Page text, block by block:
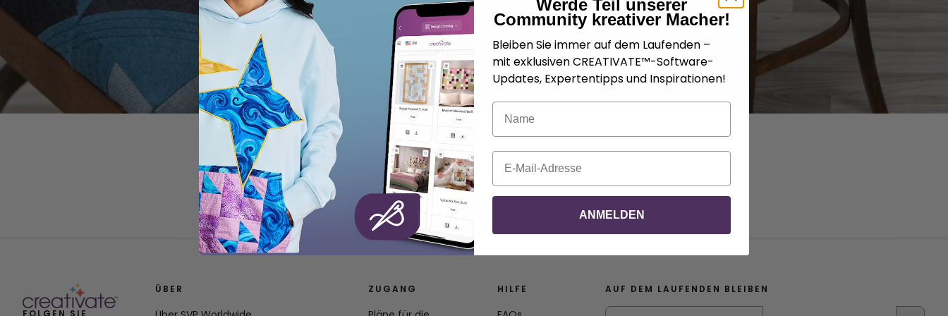
FOLGEN SIE
ÜBER ZUGANG HILFE AUF DEM LAUFENDEN BLEIBEN
Werde Teil unserer
Community kreativer Macher!
Bleiben Sie immer auf dem Laufenden –
mit exklusiven CREATIVATE™-Software-
Updates, Expertentipps und Inspirationen!
Name
E-Mail
ANMELDEN